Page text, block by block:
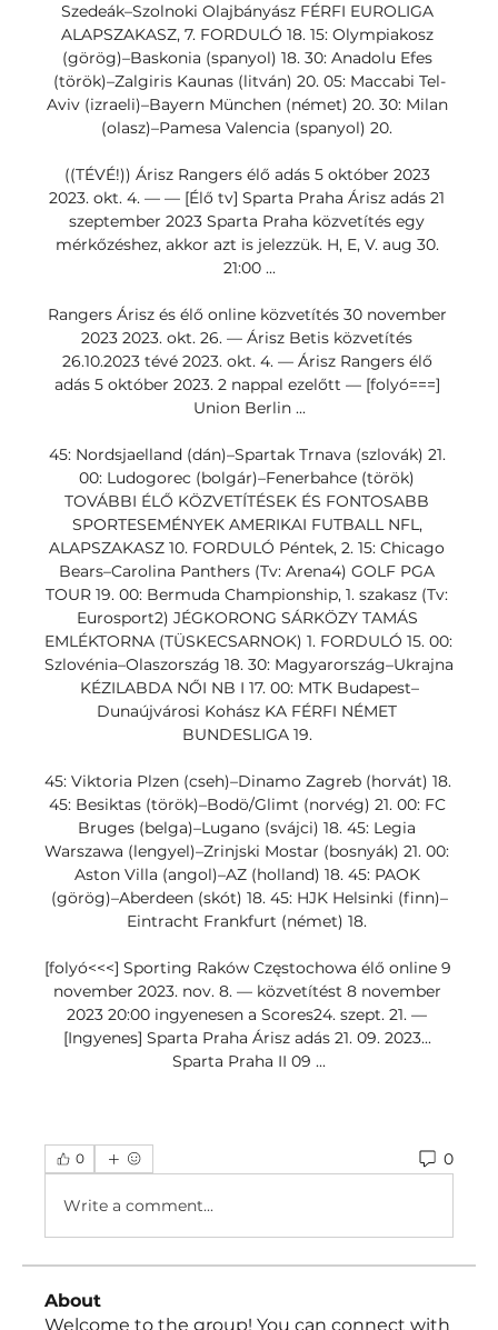
Szedeák–Szolnoki Olajbányász FÉRFI EUROLIGA
ALAPSZAKASZ, 7. FORDULÓ 18. 15: Olympiakosz
(görög)–Baskonia (spanyol) 18. 30: Anadolu Efes
(török)–Zalgiris Kaunas (litván) 20. 05: Maccabi Tel-
Aviv (izraeli)–Bayern München (német) 20. 30: Milan
(olasz)–Pamesa Valencia (spanyol) 20.
((TÉVÉ!)) Árisz Rangers élő adás 5 október 2023
2023. okt. 4. — — [Élő tv] Sparta Praha Árisz adás 21
szeptember 2023 Sparta Praha közvetítés egy
mérkőzéshez, akkor azt is jelezzük. H, E, V. aug 30.
21:00 ...
Rangers Árisz és élő online közvetítés 30 november
2023 2023. okt. 26. — Árisz Betis közvetítés
26.10.2023 tévé 2023. okt. 4. — Árisz Rangers élő
adás 5 október 2023. 2 nappal ezelőtt — [folyó===]
Union Berlin ...
45: Nordsjaelland (dán)–Spartak Trnava (szlovák) 21.
00: Ludogorec (bolgár)–Fenerbahce (török)
TOVÁBBI ÉLŐ KÖZVETÍTÉSEK ÉS FONTOSABB
SPORTESEMÉNYEK AMERIKAI FUTBALL NFL,
ALAPSZAKASZ 10. FORDULÓ Péntek, 2. 15: Chicago
Bears–Carolina Panthers (Tv: Arena4) GOLF PGA
TOUR 19. 00: Bermuda Championship, 1. szakasz (Tv:
Eurosport2) JÉGKORONG SÁRKÖZY TAMÁS
EMLÉKTORNA (TÜSKECSARNOK) 1. FORDULÓ 15. 00:
Szlovénia–Olaszország 18. 30: Magyarország–Ukrajna
KÉZILABDA NŐI NB I 17. 00: MTK Budapest–
Dunaújvárosi Kohász KA FÉRFI NÉMET
BUNDESLIGA 19.
45: Viktoria Plzen (cseh)–Dinamo Zagreb (horvát) 18.
45: Besiktas (török)–Bodö/Glimt (norvég) 21. 00: FC
Bruges (belga)–Lugano (svájci) 18. 45: Legia
Warszawa (lengyel)–Zrinjski Mostar (bosnyák) 21. 00:
Aston Villa (angol)–AZ (holland) 18. 45: PAOK
(görög)–Aberdeen (skót) 18. 45: HJK Helsinki (finn)–
Eintracht Frankfurt (német) 18.
[folyó<<<] Sporting Raków Częstochowa élő online 9
november 2023. nov. 8. — közvetítést 8 november
2023 20:00 ingyenesen a Scores24. szept. 21. —
[Ingyenes] Sparta Praha Árisz adás 21. 09. 2023...
Sparta Praha II 09 ...
0 0
Write a comment...
About
Welcome to the group! You can connect with